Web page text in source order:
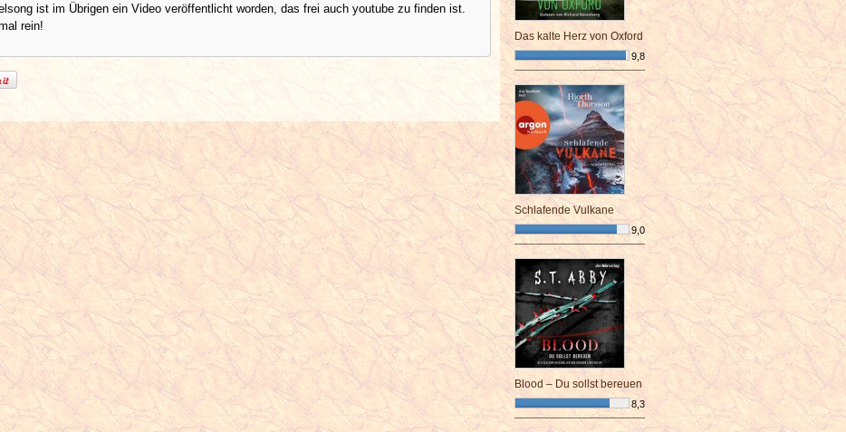
ist im Übrigen ein Video veröffentlicht worden, das frei auch youtube zu finden ist.
rein!
Das kalte Herz von Oxford
9,8
¯¯¯¯¯¯¯¯¯¯¯¯¯¯¯¯¯¯¯¯¯¯¯¯
Schlafende Vulkane
9,0
¯¯¯¯¯¯¯¯¯¯¯¯¯¯¯¯¯¯¯¯¯¯¯¯
Blood – Du sollst bereuen
8,3
¯¯¯¯¯¯¯¯¯¯¯¯¯¯¯¯¯¯¯¯¯¯¯¯